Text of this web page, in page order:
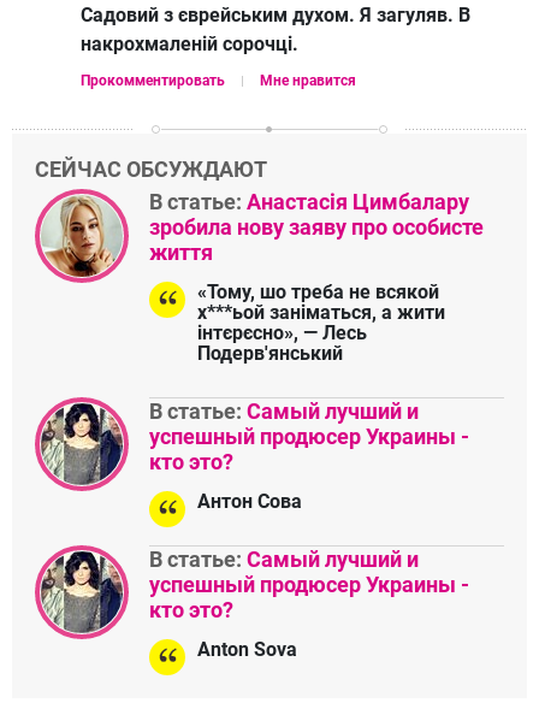
Садовий з єврейським духом. Я загуляв. В
накрохмаленій сорочці.
Прокомментировать Мне нравится
СЕЙЧАС ОБСУЖДАЮТ
В статье: Анастасія Цимбалару
зробила нову заяву про особисте
життя
«Тому, шо треба не всякой
х***ьой заніматься, а жити
інтєрєсно», — Лесь
Подерв'янський
В статье: Самый лучший и
успешный продюсер Украины -
кто это?
Антон Сова
В статье: Самый лучший и
успешный продюсер Украины -
кто это?
Anton Sova